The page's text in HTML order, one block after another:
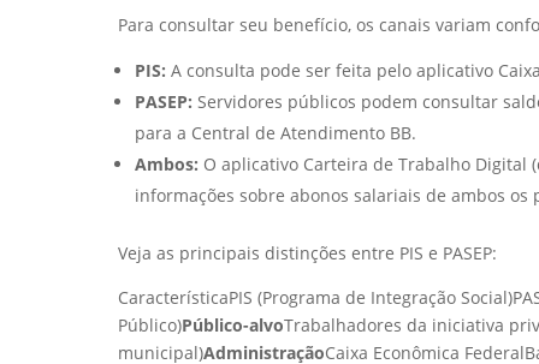
Para consultar seu benefício, os canais variam
PIS: A consulta pode ser feita pelo aplicativo
PASEP: Servidores públicos podem consultar
para a Central de Atendimento BB.
Ambos: O aplicativo Carteira de Trabalho
informações sobre abonos salariais de ambos
Veja as principais distinções entre PIS e PASEP:
CaracterísticaPIS (Programa de Integração
Público)Público-alvoTrabalhadores da iniciativa
municipal)AdministraçãoCaixa Econômica